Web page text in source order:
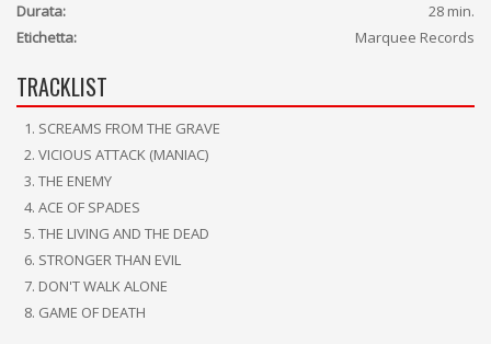
Durata:
28 min.
Etichetta:
Marquee Records
TRACKLIST
SCREAMS FROM THE GRAVE
VICIOUS ATTACK (MANIAC)
THE ENEMY
ACE OF SPADES
THE LIVING AND THE DEAD
STRONGER THAN EVIL
DON'T WALK ALONE
GAME OF DEATH